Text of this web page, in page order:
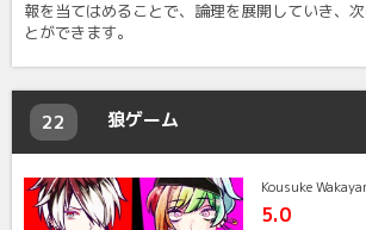
報を当てはめることで、論理を展開していき、
とができます。
22 狼ゲーム
Kousuke
5.0